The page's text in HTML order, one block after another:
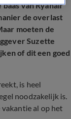
van Ryanair
de overlast
moeten de
Suzette
of dit een goed
is heel
noodzakelijk is.
al op het